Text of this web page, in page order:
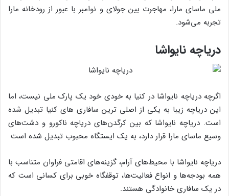
ملی ماسای مارا، مهاجرت بین جولای و نوامبر با عبور از رودخانه مارا
تجربه می‌شود.
دریاچه نایواشا
اگرچه دریاچه نایواشا در کنیا به خودی خود یک پارک ملی نیست، اما
این دریاچه زیبا به یکی از اصلی ترین سافاری های کنیا تبدیل شده
است. دریاچه نایواشا که بین کرگدن‌های دریاچه ناکورو و دشت‌های
وسیع ماسای مارا قرار دارد، به یک ایستگاه محبوب تبدیل شده است
دریاچه نایواشا با محیط‌های آرام، گزینه‌های اقامتی فراوان متناسب با
همه بودجه‌ها و انواع فعالیت‌ها، توقفگاه خوبی برای کسانی است که
در یک سافاری خانوادگی هستند.